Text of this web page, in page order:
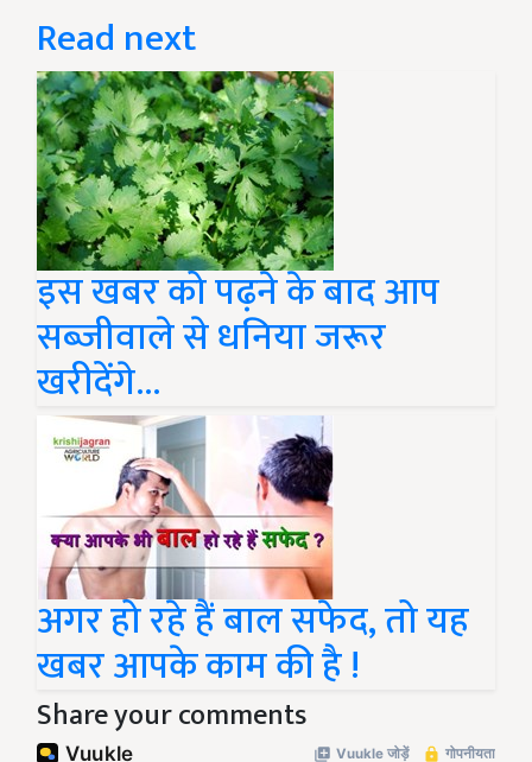
Read next
इस खबर को पढ़ने के बाद आप
सब्जीवाले से धनिया जरूर
खरीदेंगे...
अगर हो रहे हैं बाल सफेद, तो यह
खबर आपके काम की है !
Share your comments